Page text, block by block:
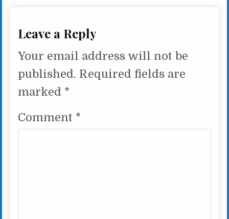
Leave a Reply
Your email address will not be
published. Required fields are
marked *
Comment *